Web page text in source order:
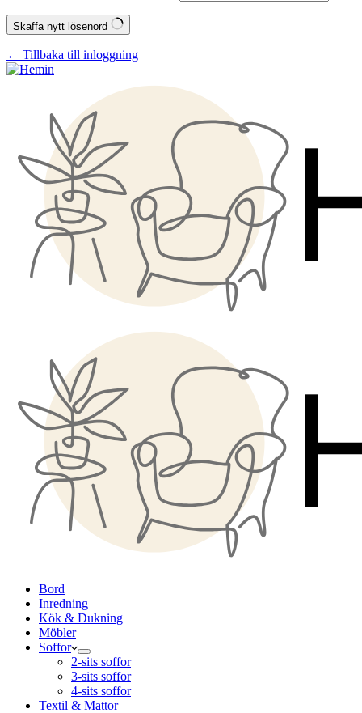
Skaffa nytt lösenord
← Tillbaka till inloggning
Bord
Inredning
Kök & Dukning
Möbler
Soffor
2-sits soffor
3-sits soffor
4-sits soffor
Textil & Mattor